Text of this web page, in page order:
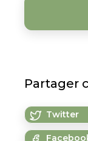
Partager
Twitter